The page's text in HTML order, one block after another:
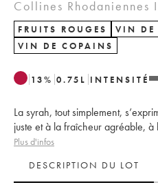
Collines Rhodaniennes
FRUITS ROUGES
VIN DE
VIN DE COPAINS
13% 0.75 L INTENSITÉ
La syrah, tout simplement,
juste et à la fraîcheur agréable, à
Plus d'infos
DESCRIPTION DU LOT